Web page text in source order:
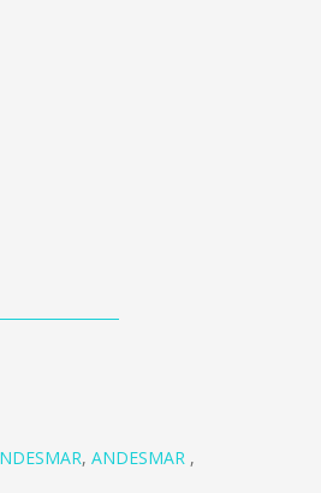
, ANDESMAR ,